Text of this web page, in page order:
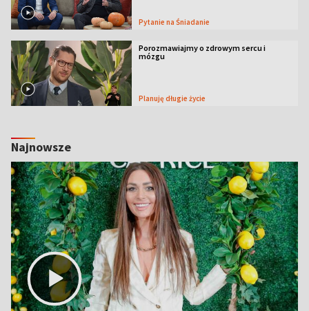
Pytanie na Śniadanie
Porozmawiajmy o zdrowym sercu i
mózgu
Planuję długie życie
Najnowsze